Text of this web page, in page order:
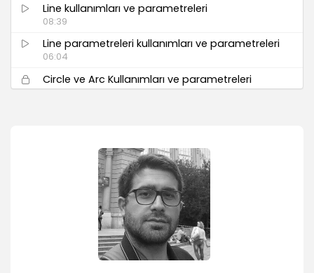
Line kullanımları ve parametreleri
08:39
Line parametreleri kullanımları ve parametreleri
06:04
Circle ve Arc Kullanımları ve parametreleri
06:31
Text kullanımları ve parametreleri
Donut, Star, Helix kullanımları ve parametreleri
Section kullanımları ve parametreleri